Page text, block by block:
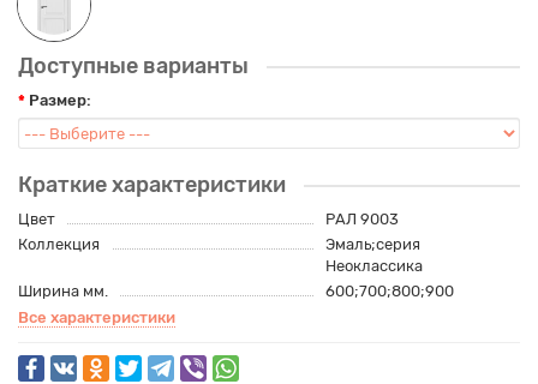
Доступные варианты
Размер:
Краткие характеристики
Цвет
РАЛ 9003
Коллекция
Эмаль;серия
Неоклассика
Ширина мм.
600;700;800;900
Все характеристики